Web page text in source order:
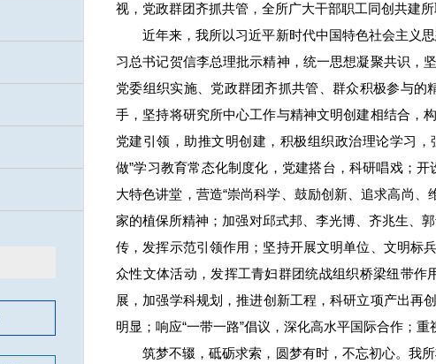
视，党政群团齐抓共管，全所广大干部职工同创共建
近年来，我所以习近平新时代中国特色社会主义
习总书记贺信李总理批示精神，统一思想凝聚共识，
党委组织实施、党政群团齐抓共管、群众积极参与
手，坚持将研究所中心工作与精神文明创建相结合，
党建引领，助推文明创建，积极组织政治理论学习
做”学习教育常态化制度化，党建搭台，科研唱戏；
大特色讲堂，营造“崇尚科学、鼓励创新、追求高尚
家的植保所精神；加强对邱式邦、李光博、齐兆生、
传，发挥示范引领作用；坚持开展文明单位、文明标
众性文体活动，发挥工青妇群团统战组织桥梁纽带
展，加强学科规划，推进创新工程，科研立项产出再
明显；响应“一带一路”倡议，深化高水平国际合作；
筑梦不辍，砥砺求索，圆梦有时，不忘初心。我